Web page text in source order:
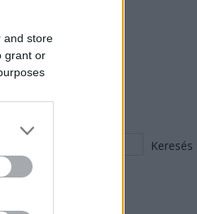
and store
grant or
mázli
a teljes PLL!